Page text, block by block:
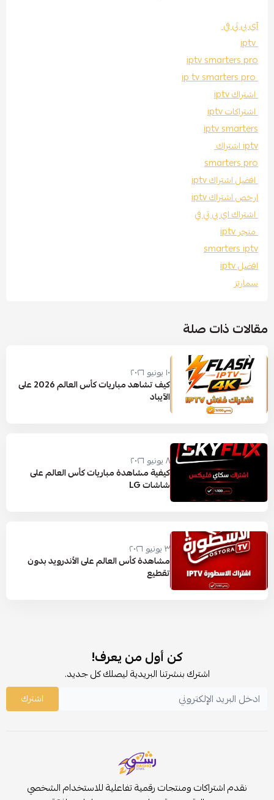
آي بي تي في
iptv
iptv smarters pro
ip tv smarters pro
اشتراك iptv
اشتراكات iptv
iptv smarters
iptv اشتراك
smarters pro
افضل اشتراك iptv
ارخص اشتراك iptv
اشتراك اي بي تي في
متجر iptv
smarters iptv
افضل iptv
سمارتز
مقالات ذات صلة
١٠ يونيو ٢٠٢٦
كيف تشاهد مباريات كأس العالم 2026 على
الآيباد
٨ يونيو ٢٠٢٦
كيفية مشاهدة مباريات كأس العالم على
شاشات LG
٣ يونيو ٢٠٢٦
مشاهدة كأس العالم على الأندرويد بدون
تقطيع
كن أول من يعرف!
اشترك بنشرتنا البريدية ليصلك كل جديد.
اشترك
نقدم اشتراكات ومنتجات رقمية تفاعلية للاستخدام الشخصي